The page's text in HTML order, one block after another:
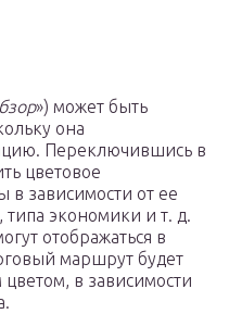
») может быть
она
Переключившись в
цветовое
в зависимости от ее
экономики и т. д.
отображаться в
маршрут будет
в зависимости